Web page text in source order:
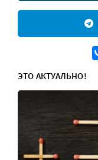
ЭТО АКТУАЛЬНО!